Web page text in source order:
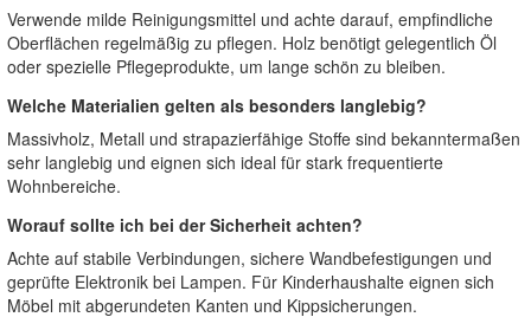
Verwende milde Reinigungsmittel und achte darauf, empfindliche
Oberflächen regelmäßig zu pflegen. Holz benötigt gelegentlich Öl
oder spezielle Pflegeprodukte, um lange schön zu bleiben.
Welche Materialien gelten als besonders langlebig?
Massivholz, Metall und strapazierfähige Stoffe sind bekanntermaßen
sehr langlebig und eignen sich ideal für stark frequentierte
Wohnbereiche.
Worauf sollte ich bei der Sicherheit achten?
Achte auf stabile Verbindungen, sichere Wandbefestigungen und
geprüfte Elektronik bei Lampen. Für Kinderhaushalte eignen sich
Möbel mit abgerundeten Kanten und Kippsicherungen.